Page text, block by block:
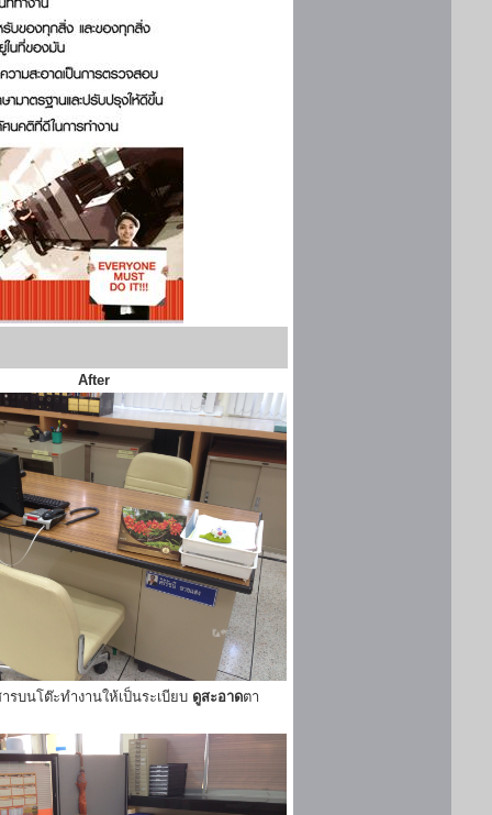
After
ารบนโต๊ะทำงานให้เป็นระเบียบ ดูสะอาดตา